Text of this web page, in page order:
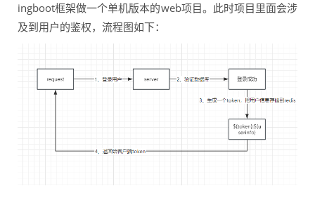
ingboot框架做一个单机版本的web项目。此时项目里面会涉
及到用户的鉴权，流程图如下：